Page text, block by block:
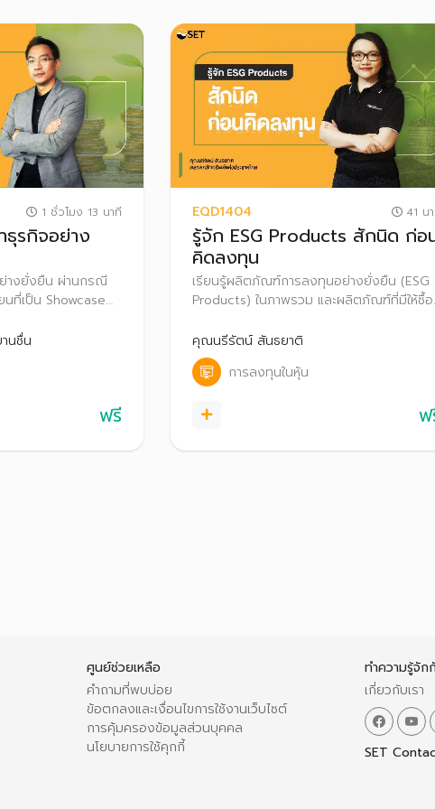
1 ชั่วโมง 13 นาที
ธุรกิจอย่าง
ย่างยั่งยืน ผ่านกรณี
ที่เป็น Showcase
ะกอบการตัดสินใจ
นชื่น
ฟรี
EQD1404 41 น
รู้จัก ESG Products สักนิด ก่อ
คิดลงทุน
เรียนรู้ผลิตภัณฑ์การลงทุนอย่างยั่งยืน (ESG
Products) ในภาพรวม และผลิตภัณฑ์ที่มีให้ซื้อ
คุณนรีรัตน์ สันธยาติ
การลงทุนในหุ้น
ฟ
ศูนย์ช่วยเหลือ
คำถามที่พบบ่อย
ข้อตกลงและเงื่อนไขการใช้งานเว็บไซต์
การคุ้มครองข้อมูลส่วนบุคคล
นโยบายการใช้คุกกี้
ทำความรู้จัก
เกี่ยวกับเรา
SET